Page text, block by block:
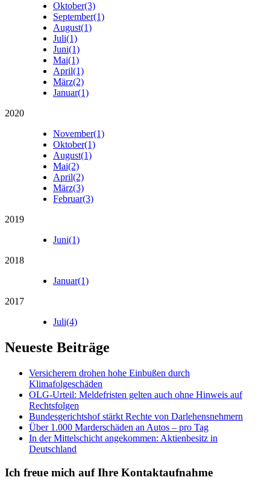
Oktober(3)
September(1)
August(1)
Juli(1)
Juni(1)
Mai(1)
April(1)
März(2)
Januar(1)
2020
November(1)
Oktober(1)
August(1)
Mai(2)
April(2)
März(3)
Februar(3)
2019
Juni(1)
2018
Januar(1)
2017
Juli(4)
Neueste Beiträge
Versicherern drohen hohe Einbußen durch
Klimafolgeschäden
OLG-Urteil: Meldefristen gelten auch ohne Hinweis auf
Rechtsfolgen
Bundesgerichtshof stärkt Rechte von Darlehensnehmern
Über 1.000 Marderschäden an Autos – pro Tag
In der Mittelschicht angekommen: Aktienbesitz in
Deutschland
Ich freue mich auf Ihre Kontaktaufnahme